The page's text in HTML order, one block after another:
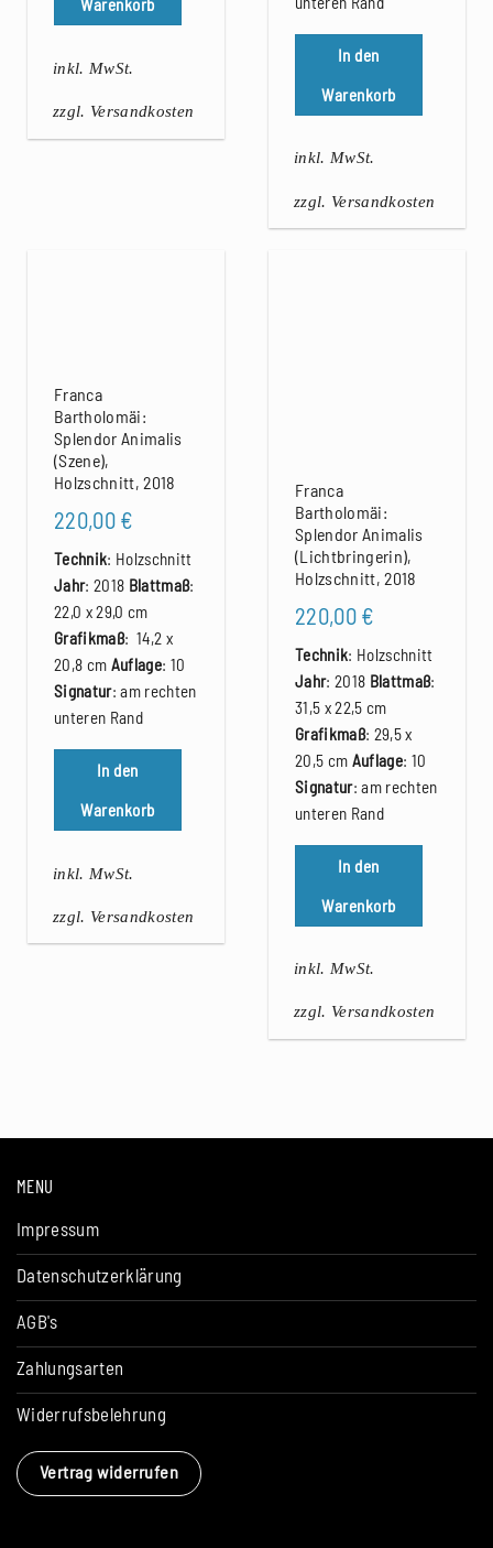
Warenkorb
inkl. MwSt.
zzgl. Versandkosten
In den
Warenkorb
inkl. MwSt.
zzgl. Versandkosten
Franca
Bartholomäi:
Splendor Animalis
(Szene),
Holzschnitt, 2018
220,00 €
Technik: Holzschnitt
Jahr: 2018 Blattmaß:
22,0 x 29,0 cm
Grafikmaß: 14,2 x
20,8 cm Auflage: 10
Signatur: am rechten
unteren Rand
In den
Warenkorb
inkl. MwSt.
zzgl. Versandkosten
Franca
Bartholomäi:
Splendor Animalis
(Lichtbringerin),
Holzschnitt, 2018
220,00 €
Technik: Holzschnitt
Jahr: 2018 Blattmaß:
31,5 x 22,5 cm
Grafikmaß: 29,5 x
20,5 cm Auflage: 10
Signatur: am rechten
unteren Rand
In den
Warenkorb
inkl. MwSt.
zzgl. Versandkosten
MENU
Impressum
Datenschutzerklärung
AGB's
Zahlungsarten
Widerrufsbelehrung
Vertrag widerrufen